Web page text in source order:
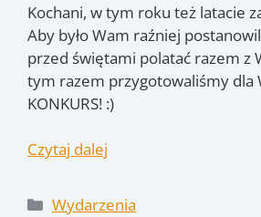
Kochani, w tym roku też latacie
Aby było Wam raźniej
przed świętami polatać razem z
tym razem przygotowaliśmy dla
KONKURS! :)
Czytaj dalej
Kategorie
Wydarzenia